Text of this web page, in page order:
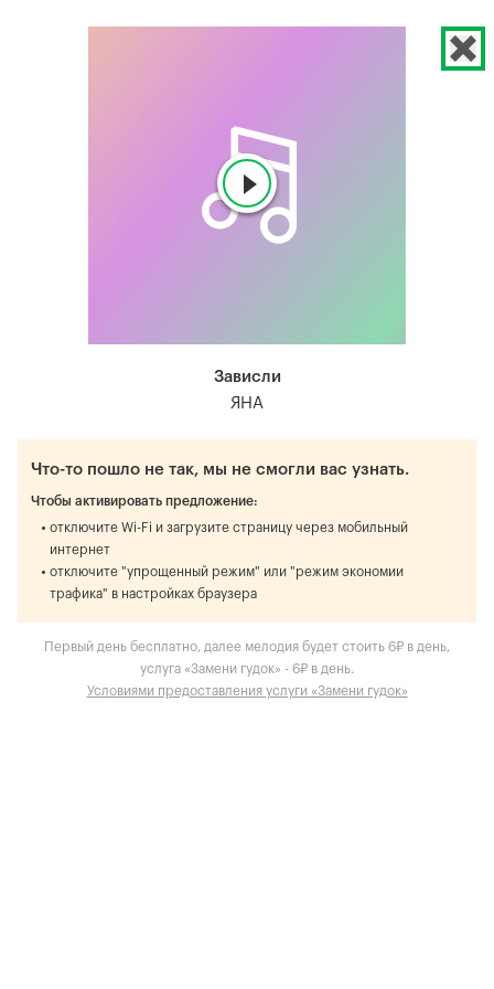
Зависли
ЯНА
Что-то пошло не так, мы не смогли вас узнать.
Чтобы активировать предложение:
отключите Wi-Fi и загрузите страницу через мобильный
интернет
отключите "упрощенный режим" или "режим экономии
трафика" в настройках браузера
Первый день бесплатно, далее мелодия будет стоить 6₽ в день,
услуга «Замени гудок» - 6₽ в день.
Условиями предоставления услуги «Замени гудок»